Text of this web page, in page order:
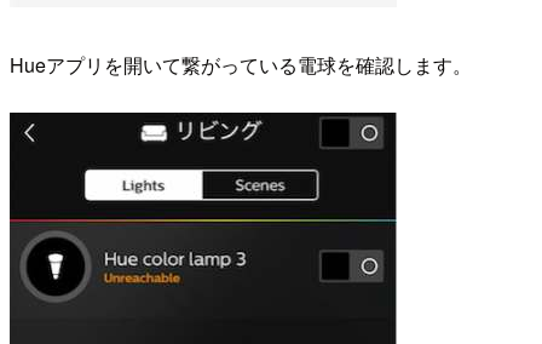
Hueアプリを開いて繋がっている電球を確認します。